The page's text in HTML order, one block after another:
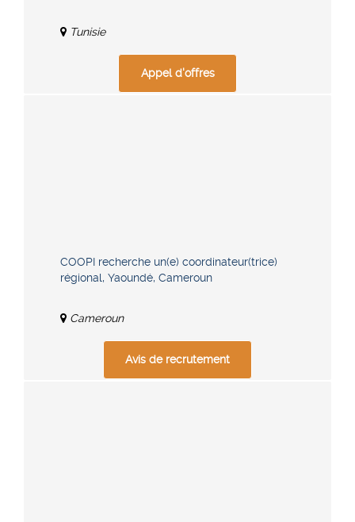
Tunisie
Appel d'offres
COOPI recherche un(e) coordinateur(trice)
régional, Yaoundé, Cameroun
Cameroun
Avis de recrutement